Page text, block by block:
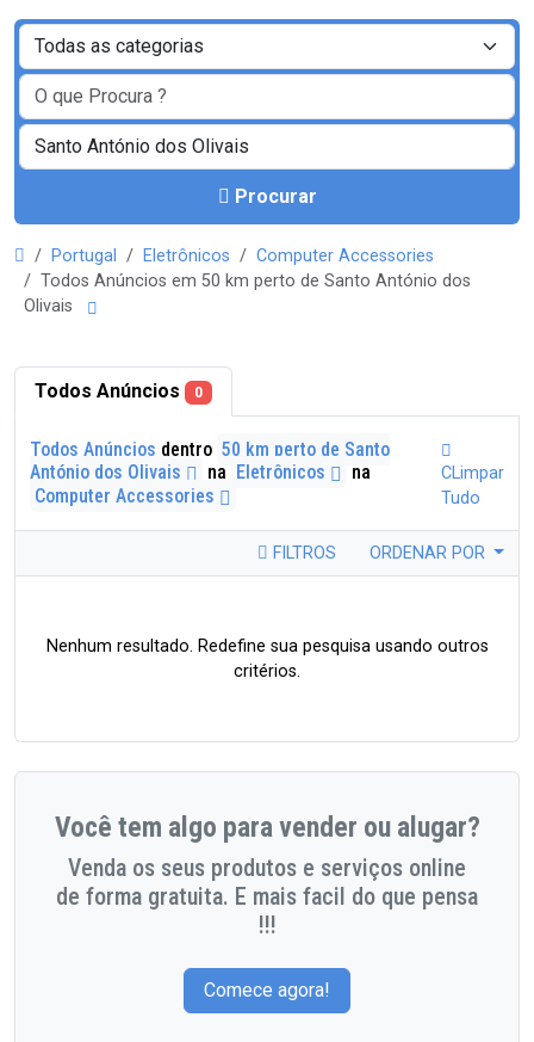
Procurar
Portugal Eletrônicos
Computer Accessories
Todos Anúncios em 50 km perto de Santo António dos
Olivais
Todos Anúncios 0
Todos Anúncios dentro 50 km perto de Santo
António dos Olivais
na Eletrônicos
na
Computer Accessories
CLimpar
Tudo
FILTROS ORDENAR POR
Nenhum resultado. Redefine sua pesquisa usando outros
critérios.
Você tem algo para vender ou alugar?
Venda os seus produtos e serviços online
de forma gratuita. E mais facil do que pensa
!!!
Comece agora!